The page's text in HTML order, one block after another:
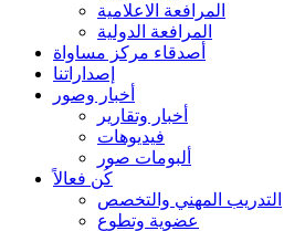
المرافعة الاعلامية
المرافعة الدولية
أصدقاء مركز مساواة
إصداراتنا
أخبار وصور
أخبار وتقارير
فيديوهات
ألبومات صور
كُن فعالاً
التدريب المهني والتخصص
عضوية وتطوع